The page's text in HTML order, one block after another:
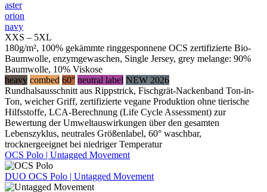
aster
orion
navy
XXS – 5XL
180g/m², 100% gekämmte ringgesponnene OCS zertifizierte Bio-
Baumwolle, enzymgewaschen, Single Jersey, grey melange: 90%
Baumwolle, 10% Viskose
heavy combed 60° neutral label NEW 2026
Rundhalsausschnitt aus Rippstrick, Fischgrät-Nackenband Ton-in-
Ton, weicher Griff, zertifizierte vegane Produktion ohne tierische
Hilfsstoffe, LCA-Berechnung (Life Cycle Assessment) zur
Bewertung der Umweltauswirkungen über den gesamten
Lebenszyklus, neutrales Größenlabel, 60° waschbar,
trocknergeeignet bei niedriger Temperatur
OCS Polo | Untagged Movement
DUO OCS Polo | Untagged Movement